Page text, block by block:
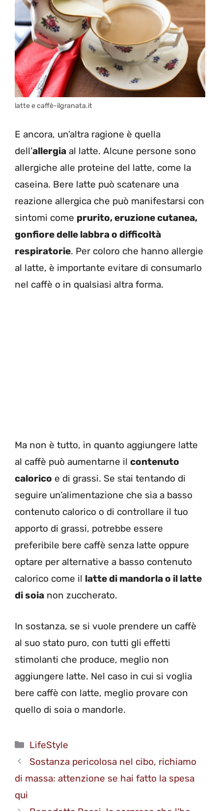
latte e caffè-ilgranata.it
E ancora, un’altra ragione è quella
dell’allergia al latte. Alcune persone sono
allergiche alle proteine del latte, come la
caseina. Bere latte può scatenare una
reazione allergica che può manifestarsi con
sintomi come prurito, eruzione cutanea,
gonfiore delle labbra o difficoltà
respiratorie. Per coloro che hanno allergie
al latte, è importante evitare di consumarlo
nel caffè o in qualsiasi altra forma.
Ma non è tutto, in quanto aggiungere latte
al caffè può aumentarne il contenuto
calorico e di grassi. Se stai tentando di
seguire un’alimentazione che sia a basso
contenuto calorico o di controllare il tuo
apporto di grassi, potrebbe essere
preferibile bere caffè senza latte oppure
optare per alternative a basso contenuto
calorico come il latte di mandorla o il latte
di soia non zuccherato.
In sostanza, se si vuole prendere un caffè
al suo stato puro, con tutti gli effetti
stimolanti che produce, meglio non
aggiungere latte. Nel caso in cui si voglia
bere caffè con latte, meglio provare con
quello di soia o mandorle.
Categorie
LifeStyle
Sostanza pericolosa nel cibo, richiamo
di massa: attenzione se hai fatto la spesa
qui